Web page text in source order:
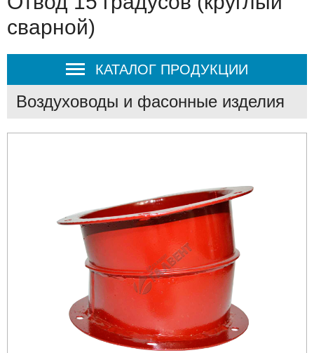
сварной)
КАТАЛОГ ПРОДУКЦИИ
Воздуховоды и фасонные изделия